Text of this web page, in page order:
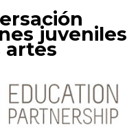
juveniles
artes